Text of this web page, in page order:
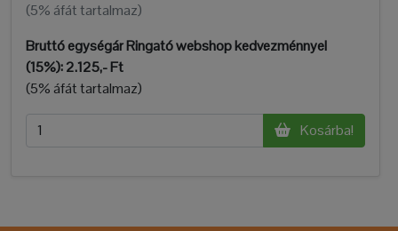
(5% áfát tartalmaz)
Bruttó egységár Ringató webshop kedvezménnyel
(15%):2.125,- Ft
(5% áfát tartalmaz)
Kosárba!